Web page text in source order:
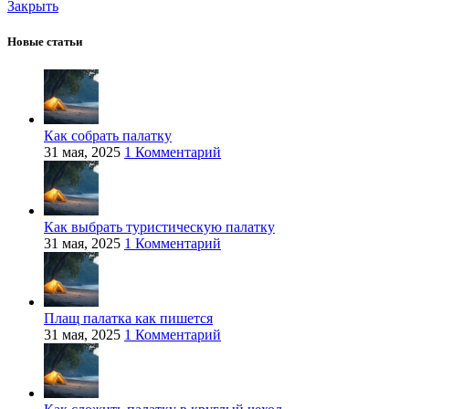
Закрыть
Новые статьи
Как собрать палатку
31 мая, 2025 1 Комментарий
Как выбрать туристическую палатку
31 мая, 2025 1 Комментарий
Плащ палатка как пишется
31 мая, 2025 1 Комментарий